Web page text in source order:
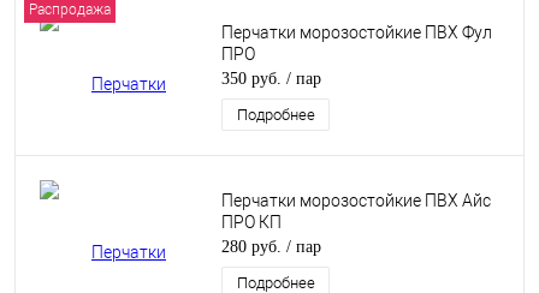
Распродажа
Перчатки морозостойкие ПВХ Фул
ПРО
350 руб. / пар
Подробнее
Перчатки морозостойкие ПВХ Айс
ПРО КП
280 руб. / пар
Подробнее